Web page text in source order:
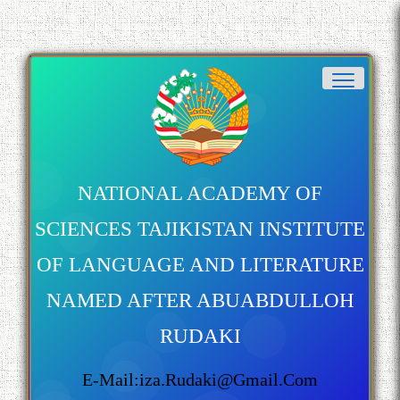
NATIONAL ACADEMY OF
SCIENCES TAJIKISTAN INSTITUTE
OF LANGUAGE AND LITERATURE
NAMED AFTER ABUABDULLOH
RUDAKI
E-Mail:iza.rudaki@gmail.com
Дар Академияи миллии
илмҳои Тоҷикистон бахшида
ба 100-солагии мунаққиду
адабиётшинос Соҳиб
Табаров ҳамоиши илмӣ-
назариявӣ баргузор гардид.
БАЛХӢ БУЗУРГТАРИН
ЗАБОНУ АДАБИ ТОҶИК